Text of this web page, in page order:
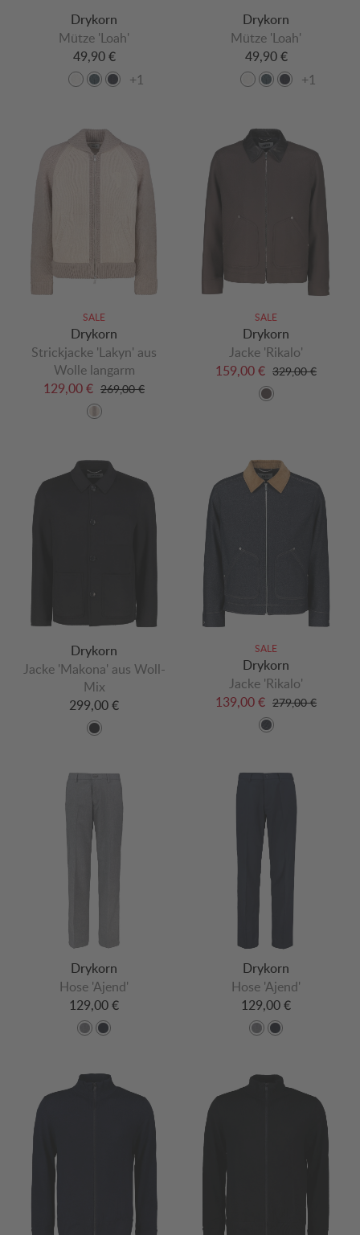
Drykorn
Mütze 'Loah'
49,90 €
+1
Drykorn
Mütze 'Loah'
49,90 €
+1
SALE
Drykorn
Strickjacke 'Lakyn' aus
Wolle langarm
129,00 € 269,00 €
SALE
Drykorn
Jacke 'Rikalo'
159,00 € 329,00 €
Drykorn
Jacke 'Makona' aus Woll-
Mix
299,00 €
SALE
Drykorn
Jacke 'Rikalo'
139,00 € 279,00 €
Drykorn
Hose 'Ajend'
129,00 €
Drykorn
Hose 'Ajend'
129,00 €